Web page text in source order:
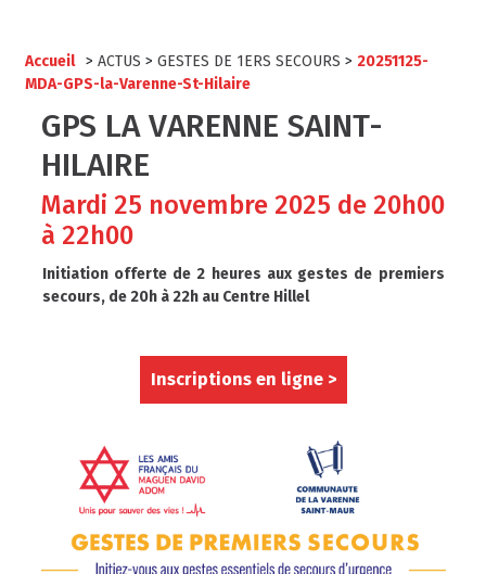
Accueil > ACTUS > GESTES DE 1ERS SECOURS > 20251125-
MDA-GPS-la-Varenne-St-Hilaire
GPS LA VARENNE SAINT-
HILAIRE
Mardi 25 novembre 2025 de 20h00
à 22h00
Initiation offerte de 2 heures aux gestes de premiers
secours, de 20h à 22h au Centre Hillel
Inscriptions en ligne >